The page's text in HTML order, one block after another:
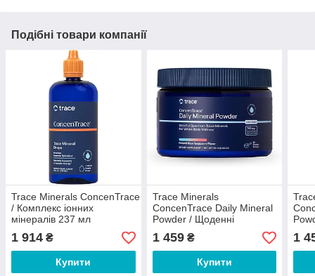
Подібні товари компанії
Trace Minerals ConcenTrace
/ Комплекс іонних
мінералів 237 мл
1 914 ₴
Купити
Trace Minerals
ConcenTrace Daily Mineral
Powder / Щоденні
мінерали смак блакитної
малини 132 г
1 459₴
Купити
1